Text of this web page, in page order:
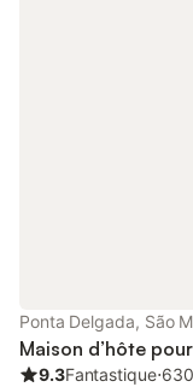
Ponta Delgada, São
Maison d’hôte
9.3Fantastique⋅